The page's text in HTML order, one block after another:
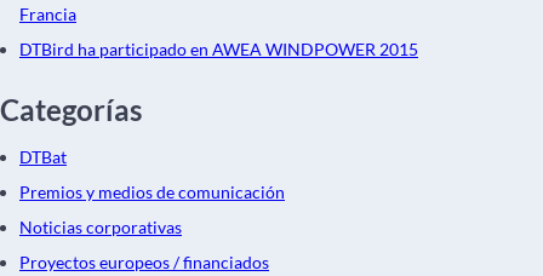
Francia
DTBird ha participado en AWEA WINDPOWER 2015
Categorías
DTBat
Premios y medios de comunicación
Noticias corporativas
Proyectos europeos / financiados